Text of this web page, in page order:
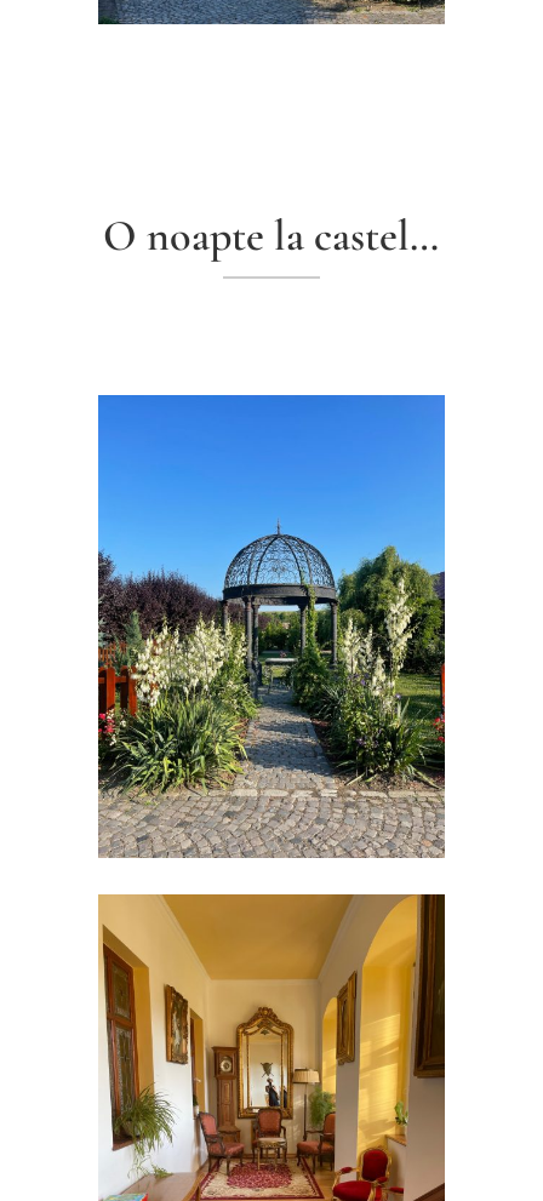
O noapte la castel…